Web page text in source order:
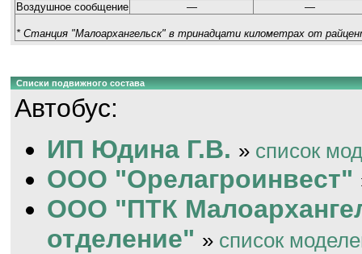
Воздушное сообщение
— —
* Станция "Малоархангельск" в тринадцати километрах от
Списки подвижного состава
Автобус:
ИП Юдина Г.В. » список
ООО "Орелагроинвест"
ООО "ПТК
отделение" » список